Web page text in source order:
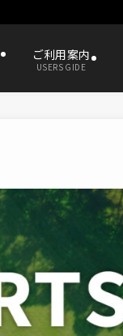
ご利用案内
USERS GIDE